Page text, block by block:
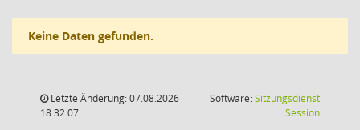
Keine Daten gefunden.
Letzte Änderung: 07.08.2026
18:32:07
Software:Sitzungsdienst
Session(Wird in